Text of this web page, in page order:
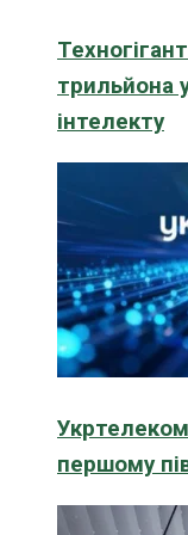
трильйона
інтелекту
першому